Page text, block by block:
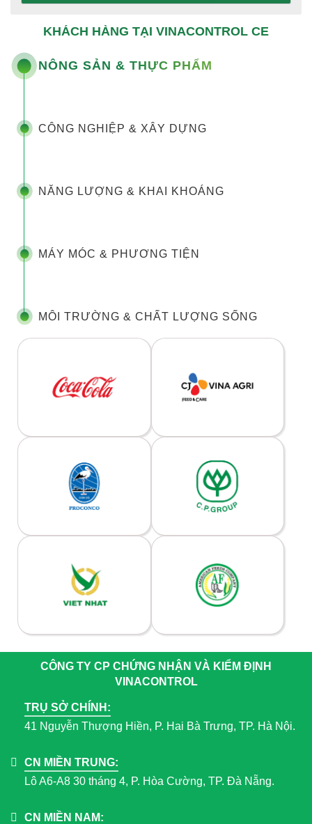
KHÁCH HÀNG TẠI VINACONTROL CE
NÔNG SẢN & THỰC PHẨM
CÔNG NGHIỆP & XÂY DỰNG
NĂNG LƯỢNG & KHAI KHOÁNG
MÁY MÓC & PHƯƠNG TIỆN
MÔI TRƯỜNG & CHẤT LƯỢNG SỐNG
CÔNG TY CP CHỨNG NHẬN VÀ KIỂM ĐỊNH
VINACONTROL
TRỤ SỞ CHÍNH:
41 Nguyễn Thượng Hiền, P. Hai Bà Trưng, TP. Hà Nội.
CN MIỀN TRUNG:
Lô A6-A8 30 tháng 4, P. Hòa Cường, TP. Đà Nẵng.
CN MIỀN NAM: